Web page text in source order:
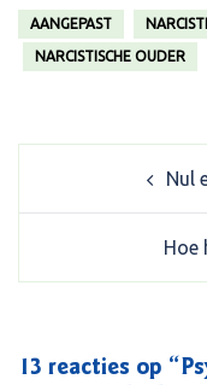
AANGEPAST
NARCISTISCHE OUDER
navigation
Nul
Hoe
13 reacties op “